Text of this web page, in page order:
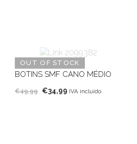
OUT OF STOCK
BOTINS SMF CANO MÉDIO
€49,99 O
€34,99 O
IVA incluído